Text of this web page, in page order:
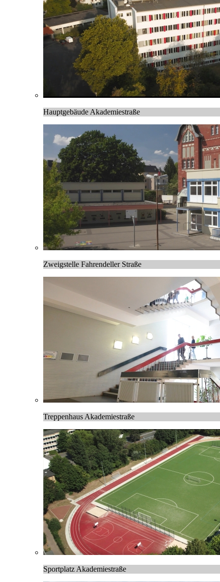
Hauptgebäude Akademiestraße
Zweigstelle Fahrendeller Straße
Treppenhaus Akademiestraße
Sportplatz Akademiestraße